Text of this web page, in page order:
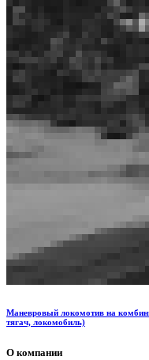
Маневровый локомотив на
тягач, локомобиль)
О компании